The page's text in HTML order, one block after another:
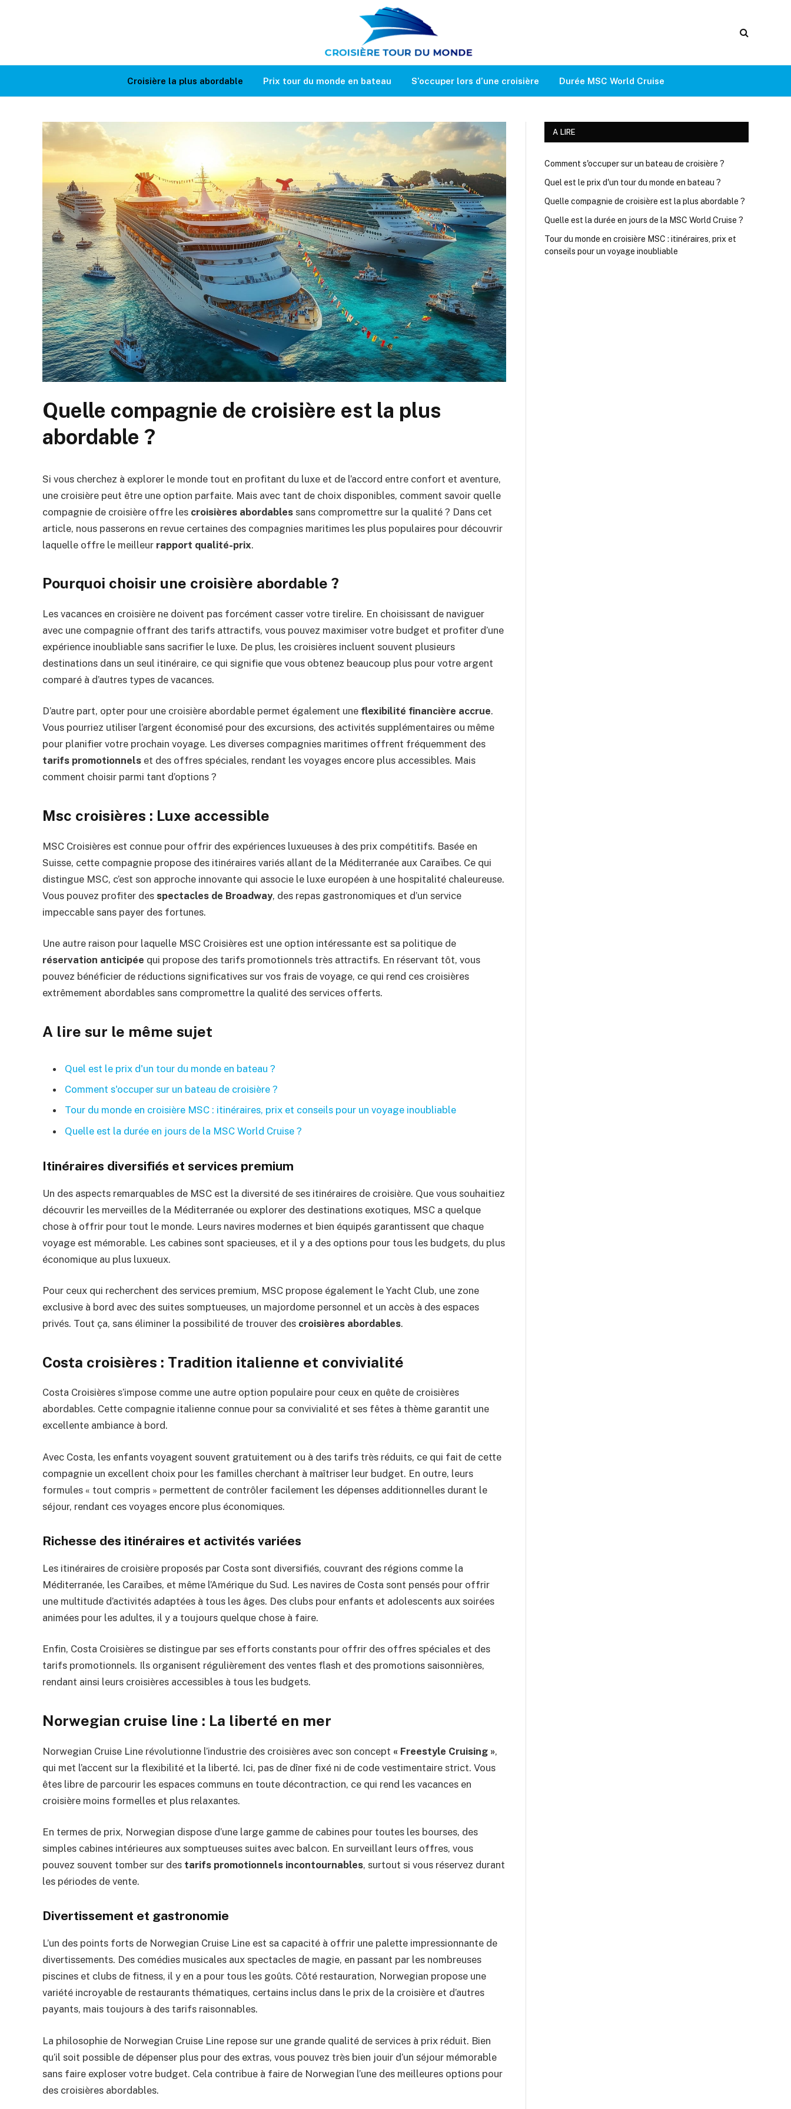
Croisière la plus abordable Prix tour du monde en bateau S’occuper lors d’une croisière Durée MSC World Cruise
Quelle compagnie de croisière est la plus
abordable ?
Si vous cherchez à explorer le monde tout en profitant du luxe et de l’accord entre confort et aventure,
une croisière peut être une option parfaite. Mais avec tant de choix disponibles, comment savoir quelle
compagnie de croisière offre les croisières abordables sans compromettre sur la qualité ? Dans cet
article, nous passerons en revue certaines des compagnies maritimes les plus populaires pour découvrir
laquelle offre le meilleur rapport qualité-prix.
Pourquoi choisir une croisière abordable ?
Les vacances en croisière ne doivent pas forcément casser votre tirelire. En choisissant de naviguer
avec une compagnie offrant des tarifs attractifs, vous pouvez maximiser votre budget et profiter d’une
expérience inoubliable sans sacrifier le luxe. De plus, les croisières incluent souvent plusieurs
destinations dans un seul itinéraire, ce qui signifie que vous obtenez beaucoup plus pour votre argent
comparé à d’autres types de vacances.
D’autre part, opter pour une croisière abordable permet également une flexibilité financière accrue.
Vous pourriez utiliser l’argent économisé pour des excursions, des activités supplémentaires ou même
pour planifier votre prochain voyage. Les diverses compagnies maritimes offrent fréquemment des
tarifs promotionnels et des offres spéciales, rendant les voyages encore plus accessibles. Mais
comment choisir parmi tant d’options ?
Msc croisières : Luxe accessible
MSC Croisières est connue pour offrir des expériences luxueuses à des prix compétitifs. Basée en
Suisse, cette compagnie propose des itinéraires variés allant de la Méditerranée aux Caraïbes. Ce qui
distingue MSC, c’est son approche innovante qui associe le luxe européen à une hospitalité chaleureuse.
Vous pouvez profiter des spectacles de Broadway, des repas gastronomiques et d’un service
impeccable sans payer des fortunes.
Une autre raison pour laquelle MSC Croisières est une option intéressante est sa politique de
réservation anticipée qui propose des tarifs promotionnels très attractifs. En réservant tôt, vous
pouvez bénéficier de réductions significatives sur vos frais de voyage, ce qui rend ces croisières
extrêmement abordables sans compromettre la qualité des services offerts.
A lire sur le même sujet
Quel est le prix d'un tour du monde en bateau ?
Comment s'occuper sur un bateau de croisière ?
Tour du monde en croisière MSC : itinéraires, prix et conseils pour un voyage inoubliable
Quelle est la durée en jours de la MSC World Cruise ?
Itinéraires diversifiés et services premium
Un des aspects remarquables de MSC est la diversité de ses itinéraires de croisière. Que vous souhaitiez
découvrir les merveilles de la Méditerranée ou explorer des destinations exotiques, MSC a quelque
chose à offrir pour tout le monde. Leurs navires modernes et bien équipés garantissent que chaque
voyage est mémorable. Les cabines sont spacieuses, et il y a des options pour tous les budgets, du plus
économique au plus luxueux.
Pour ceux qui recherchent des services premium, MSC propose également le Yacht Club, une zone
exclusive à bord avec des suites somptueuses, un majordome personnel et un accès à des espaces
privés. Tout ça, sans éliminer la possibilité de trouver des croisières abordables.
Costa croisières : Tradition italienne et convivialité
Costa Croisières s’impose comme une autre option populaire pour ceux en quête de croisières
abordables. Cette compagnie italienne connue pour sa convivialité et ses fêtes à thème garantit une
excellente ambiance à bord.
Avec Costa, les enfants voyagent souvent gratuitement ou à des tarifs très réduits, ce qui fait de cette
compagnie un excellent choix pour les familles cherchant à maîtriser leur budget. En outre, leurs
formules « tout compris » permettent de contrôler facilement les dépenses additionnelles durant le
séjour, rendant ces voyages encore plus économiques.
Richesse des itinéraires et activités variées
Les itinéraires de croisière proposés par Costa sont diversifiés, couvrant des régions comme la
Méditerranée, les Caraïbes, et même l’Amérique du Sud. Les navires de Costa sont pensés pour offrir
une multitude d’activités adaptées à tous les âges. Des clubs pour enfants et adolescents aux soirées
animées pour les adultes, il y a toujours quelque chose à faire.
Enfin, Costa Croisières se distingue par ses efforts constants pour offrir des offres spéciales et des
tarifs promotionnels. Ils organisent régulièrement des ventes flash et des promotions saisonnières,
rendant ainsi leurs croisières accessibles à tous les budgets.
Norwegian cruise line : La liberté en mer
Norwegian Cruise Line révolutionne l’industrie des croisières avec son concept « Freestyle Cruising »,
qui met l’accent sur la flexibilité et la liberté. Ici, pas de dîner fixé ni de code vestimentaire strict. Vous
êtes libre de parcourir les espaces communs en toute décontraction, ce qui rend les vacances en
croisière moins formelles et plus relaxantes.
En termes de prix, Norwegian dispose d’une large gamme de cabines pour toutes les bourses, des
simples cabines intérieures aux somptueuses suites avec balcon. En surveillant leurs offres, vous
pouvez souvent tomber sur des tarifs promotionnels incontournables, surtout si vous réservez durant
les périodes de vente.
Divertissement et gastronomie
L’un des points forts de Norwegian Cruise Line est sa capacité à offrir une palette impressionnante de
divertissements. Des comédies musicales aux spectacles de magie, en passant par les nombreuses
piscines et clubs de fitness, il y en a pour tous les goûts. Côté restauration, Norwegian propose une
variété incroyable de restaurants thématiques, certains inclus dans le prix de la croisière et d’autres
payants, mais toujours à des tarifs raisonnables.
La philosophie de Norwegian Cruise Line repose sur une grande qualité de services à prix réduit. Bien
qu’il soit possible de dépenser plus pour des extras, vous pouvez très bien jouir d’un séjour mémorable
sans faire exploser votre budget. Cela contribue à faire de Norwegian l’une des meilleures options pour
des croisières abordables.
A LIRE
Comment s'occuper sur un bateau de croisière ?
Quel est le prix d'un tour du monde en bateau ?
Quelle compagnie de croisière est la plus abordable ?
Quelle est la durée en jours de la MSC World Cruise ?
Tour du monde en croisière MSC : itinéraires, prix et
conseils pour un voyage inoubliable